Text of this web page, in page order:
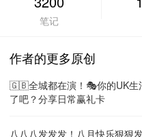
笔记
作者的更多原创
🇬🇧全城都在演！🎭你的UK生
了吧？分享日常赢礼卡
八八八发发发！八月快乐狠狠